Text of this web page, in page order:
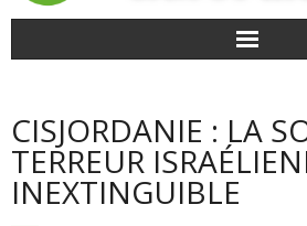
POUR AGIR
AGENDA
CISJORDANIE : LA
TERREUR
INEXTINGUIBLE